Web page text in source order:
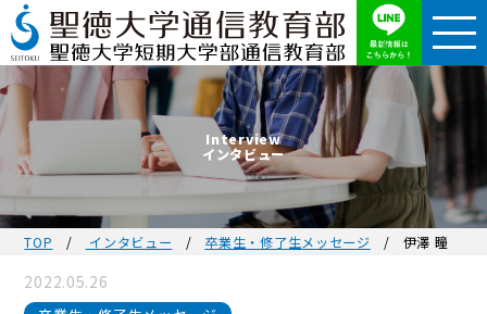
Interview
インタビュー
TOP インタビュー 卒業生・修了生メッセージ 伊澤 瞳
2022.05.26